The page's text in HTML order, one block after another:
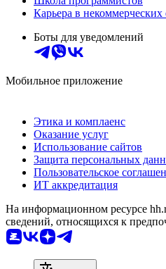
Карьера в некоммерческих
Боты для уведомлений
Мобильное приложение
Этика и комплаенс
Оказание услуг
Использование сайтов
Защита персональных
Пользовательское
ИТ аккредитация
На информационном ресурсе
сведений, относящихся к